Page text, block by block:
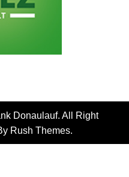
Donaulauf. All Right
Rush Themes.